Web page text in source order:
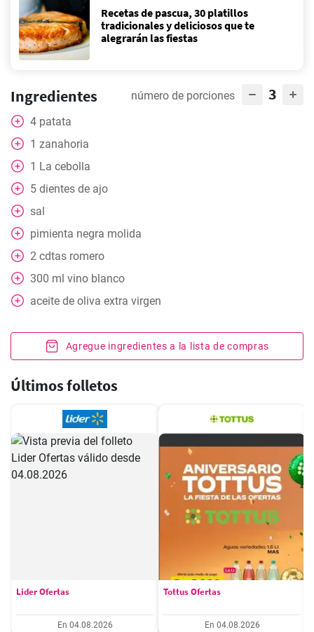
Recetas de pascua, 30 platillos
tradicionales y deliciosos que te
alegrarán las fiestas
Ingredientes número de porciones 3
4 patata
1 zanahoria
1 La cebolla
5 dientes de ajo
sal
pimienta negra molida
2 cdtas romero
300 ml vino blanco
aceite de oliva extra virgen
Agregue ingredientes a la lista de compras
Últimos folletos
Lider Ofertas
En 04.08.2026
Tottus Ofertas
En 04.08.2026